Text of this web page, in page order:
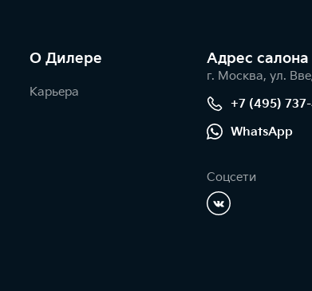
О Дилере
Карьера
Адрес салонa
г. Москва, ул.
+7 (495)
WhatsApp
Соцсети